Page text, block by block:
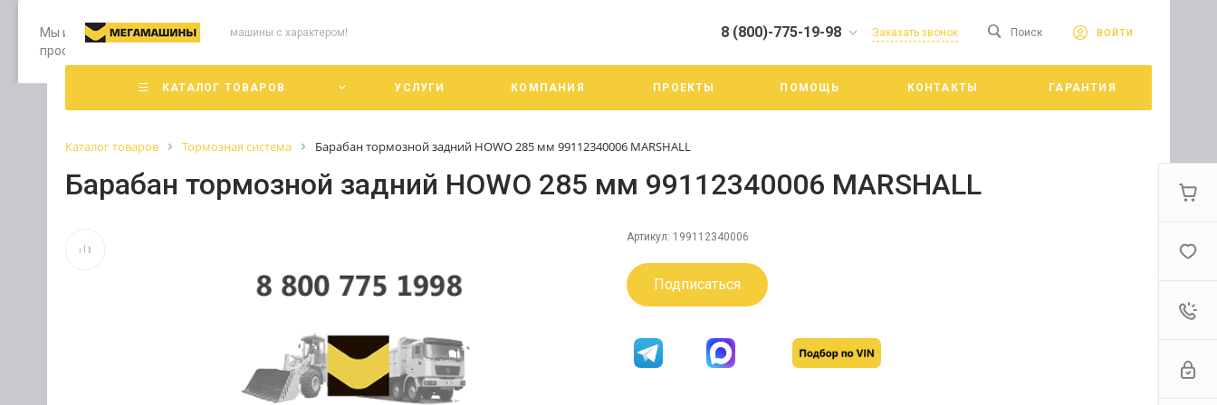
Мы используем файлы cookie, разработанные нашими специалистами и третьими лицами, для анализа событий на нашем веб-сайте. Продолжая
просмотр страниц нашего сайта, вы принимаете условия его использования. Более подробные сведения смотрите в Политике конфиденциальности
Принять
машины с характером! 8 (800)-775-19-98
г. Челябинск ул. Троицкий
тракт 20А/3
Заказать звонок Поиск ВОЙТИ
КАТАЛОГ ТОВАРОВ УСЛУГИ КОМПАНИЯ ПРОЕКТЫ ПОМОЩЬ КОНТАКТЫ ГАРАНТИЯ
Каталог товаров Тормозная система Барабан тормозной задний HOWO 285 мм 99112340006 MARSHALL
Барабан тормозной задний HOWO 285 мм 99112340006 MARSHALL
Артикул: 199112340006
Подписаться